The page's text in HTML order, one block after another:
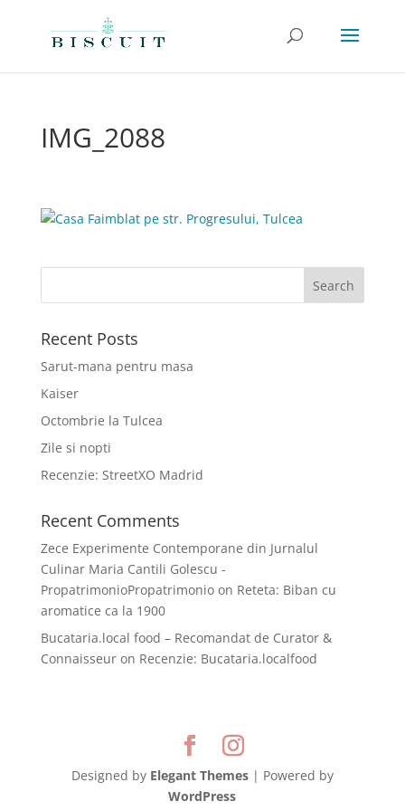
IMG_2088
Recent Posts
Sarut-mana pentru masa
Kaiser
Octombrie la Tulcea
Zile si nopti
Recenzie: StreetXO Madrid
Recent Comments
Zece Experimente Contemporane din Jurnalul
Culinar Maria Cantili Golescu -
PropatrimonioPropatrimonioon Reteta: Biban cu
aromatice ca la 1900
Bucataria.local food – Recomandat de Curator &
Connaisseuron Recenzie: Bucataria.localfood
Designed by Elegant Themes| Powered by
WordPress